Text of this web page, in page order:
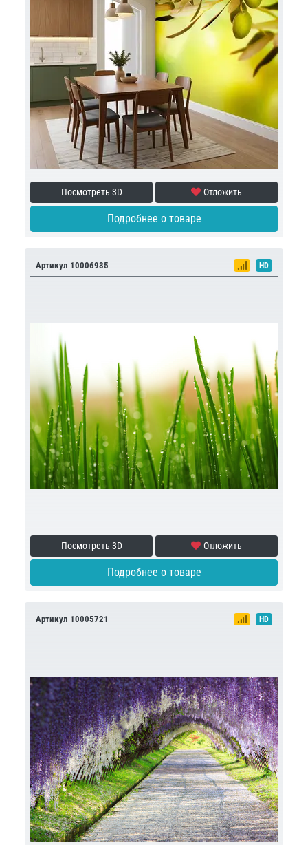
Посмотреть 3D Отложить
Подробнее о товаре
Артикул 10006935 HD
Посмотреть 3D Отложить
Подробнее о товаре
Артикул 10005721 HD